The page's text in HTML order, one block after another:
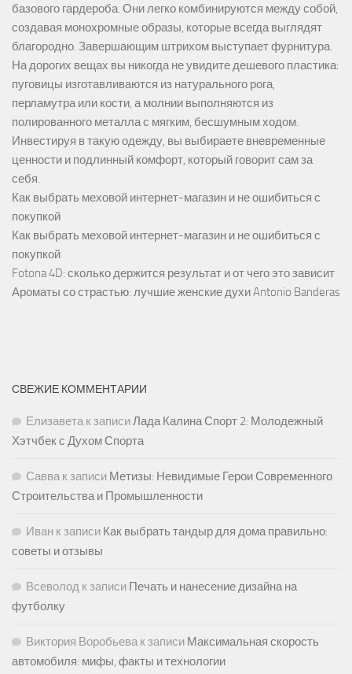
базового гардероба. Они легко комбинируются между собой,
создавая монохромные образы, которые всегда выглядят
благородно. Завершающим штрихом выступает фурнитура.
На дорогих вещах вы никогда не увидите дешевого пластика:
пуговицы изготавливаются из натурального рога,
перламутра или кости, а молнии выполняются из
полированного металла с мягким, бесшумным ходом.
Инвестируя в такую одежду, вы выбираете вневременные
ценности и подлинный комфорт, который говорит сам за
себя.
Как выбрать меховой интернет-магазин и не ошибиться с
покупкой
Как выбрать меховой интернет-магазин и не ошибиться с
покупкой
Fotona 4D: сколько держится результат и от чего это зависит
Ароматы со страстью: лучшие женские духи Antonio Banderas
СВЕЖИЕ КОММЕНТАРИИ
Елизаветак записиЛада Калина Спорт 2: Молодежный
Хэтчбек с Духом Спорта
Саввак записи Метизы: Невидимые Герои Современного
Строительства и Промышленности
Иван к записи Как выбрать тандыр для дома правильно:
советы и отзывы
Всеволод к записи Печать и нанесение дизайна на
футболку
Виктория Воробьевак записи Максимальная скорость
автомобиля: мифы, факты и технологии